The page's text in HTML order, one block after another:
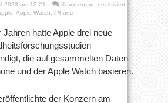
2023 um 13:21
Kommentare deaktiviertfür
veröffentlicht
Updates
Hörstudie
iPhone
und
Apple
Watch
, Apple Watch, iPhone
Jahren hatte Apple drei neue
die auf gesammelten Daten
und der Apple Watch basieren.
der Konzern am